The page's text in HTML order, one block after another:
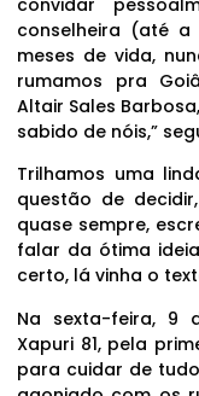
conselheira (até a
meses de vida,
rumamos pra
Altair Sales
sabido de nóis,”
Trilhamos uma
questão de
quase sempre,
falar da ótima
certo, lá vinha o
Na sexta-feira, 9
Xapuri 81, pela
para cuidar de